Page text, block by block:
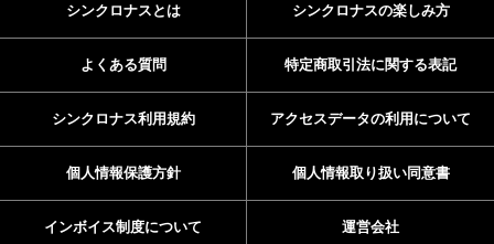
シンクロナスとは シンクロナスの楽しみ方
よくある質問 特定商取引法に関する表記
シンクロナス利用規約 アクセスデータの利用について
個人情報保護方針 個人情報取り扱い同意書
インボイス制度について 運営会社